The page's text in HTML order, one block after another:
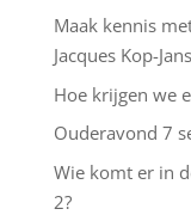
Maak kennis
Jacques Kop-
Hoe krijgen we
Ouderavond 7
Wie komt er in
2?